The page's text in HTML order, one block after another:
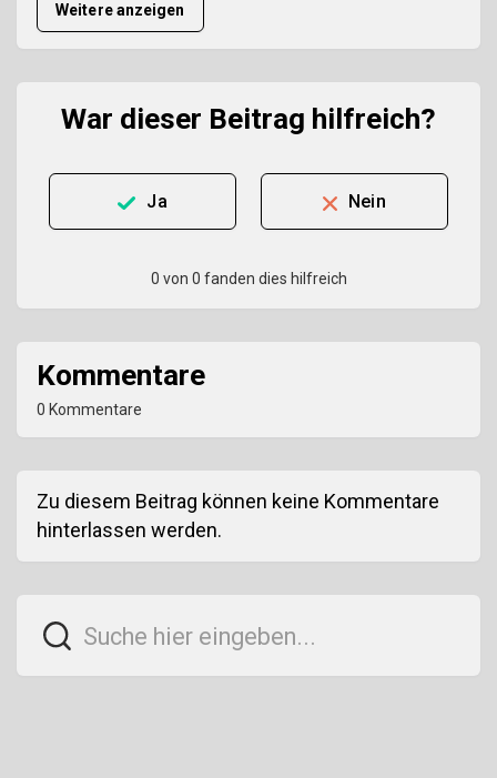
Weitere anzeigen
War dieser Beitrag hilfreich?
Ja Nein
0 von 0 fanden dies hilfreich
Kommentare
0 Kommentare
Zu diesem Beitrag können keine Kommentare
hinterlassen werden.